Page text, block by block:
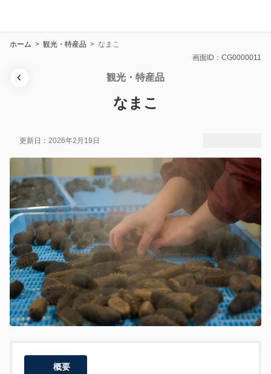
ホーム > 観光・特産品 > なまこ
画面ID：CG0000011
観光・特産品
なまこ
更新日：2026年2月19日
概要